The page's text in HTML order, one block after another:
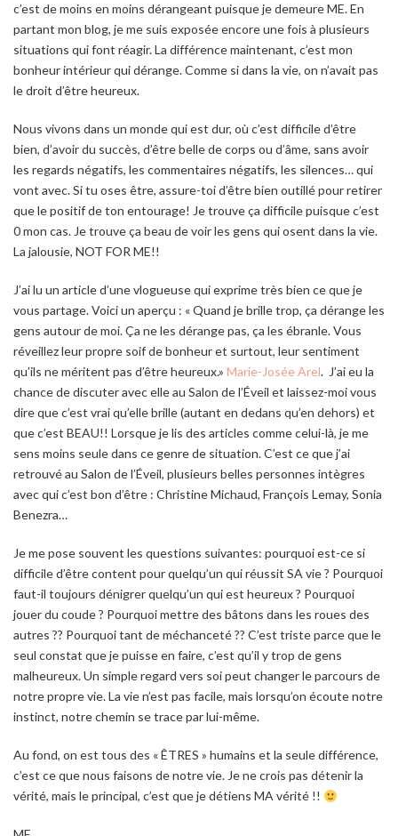
c’est de moins en moins dérangeant puisque je demeure ME. En
partant mon blog, je me suis exposée encore une fois à plusieurs
situations qui font réagir. La différence maintenant, c’est mon
bonheur intérieur qui dérange. Comme si dans la vie, on n’avait pas
le droit d’être heureux.
Nous vivons dans un monde qui est dur, où c’est difficile d’être
bien, d’avoir du succès, d’être belle de corps ou d’âme, sans avoir
les regards négatifs, les commentaires négatifs, les silences… qui
vont avec. Si tu oses être, assure-toi d’être bien outillé pour retirer
que le positif de ton entourage! Je trouve ça difficile puisque c’est
0 mon cas. Je trouve ça beau de voir les gens qui osent dans la vie.
La jalousie, NOT FOR ME!!
J’ai lu un article d’une vlogueuse qui exprime très bien ce que je
vous partage. Voici un aperçu : « Quand je brille trop, ça dérange les
gens autour de moi. Ça ne les dérange pas, ça les ébranle. Vous
réveillez leur propre soif de bonheur et surtout, leur sentiment
qu’ils ne méritent pas d’être heureux.» Marie-Josée Arel. J’ai eu la
chance de discuter avec elle au Salon de l’Éveil et laissez-moi vous
dire que c’est vrai qu’elle brille (autant en dedans qu’en dehors) et
que c’est BEAU!! Lorsque je lis des articles comme celui-là, je me
sens moins seule dans ce genre de situation. C’est ce que j’ai
retrouvé au Salon de l’Éveil, plusieurs belles personnes intègres
avec qui c’est bon d’être : Christine Michaud, François Lemay, Sonia
Benezra…
Je me pose souvent les questions suivantes: pourquoi est-ce si
difficile d’être content pour quelqu’un qui réussit SA vie ? Pourquoi
faut-il toujours dénigrer quelqu’un qui est heureux ? Pourquoi
jouer du coude ? Pourquoi mettre des bâtons dans les roues des
autres ?? Pourquoi tant de méchanceté ?? C’est triste parce que le
seul constat que je puisse en faire, c’est qu’il y trop de gens
malheureux. Un simple regard vers soi peut changer le parcours de
notre propre vie. La vie n’est pas facile, mais lorsqu’on écoute notre
instinct, notre chemin se trace par lui-même.
Au fond, on est tous des « ÊTRES » humains et la seule différence,
c’est ce que nous faisons de notre vie. Je ne crois pas détenir la
vérité, mais le principal, c’est que je détiens MA vérité !!